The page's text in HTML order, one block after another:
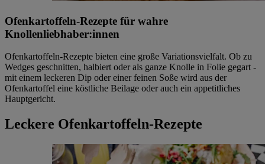
Ofenkartoffeln-Rezepte für wahre
Knollenliebhaber:innen
Ofenkartoffeln-Rezepte bieten eine große Variationsvielfalt. Ob zu
Wedges geschnitten, halbiert oder als ganze Knolle in Folie gegart -
mit einem leckeren Dip oder einer feinen Soße wird aus der
Ofenkartoffel eine köstliche Beilage oder auch ein appetitliches
Hauptgericht.
Leckere Ofenkartoffeln-Rezepte